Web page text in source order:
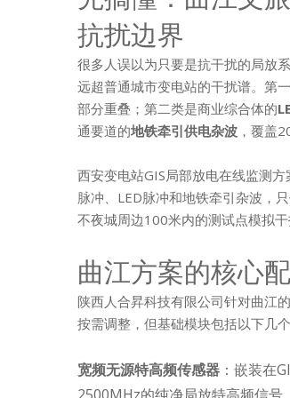
抗扰边界
很多人误以为只要是抗干扰的局放
远超普通城市变电站的干扰谱。第
部分重叠；第二类是商业综合体的
通要道的地铁牵引供电杂波 ，覆盖
西安变电站GIS局部放电在线监测方
脉冲、LED脉冲和地铁牵引杂波，
不夜城周边100米内的测试点模拟
曲江方案的核心
陕西人合昇科技有限公司针对曲江
按需调整，但基础模块包括以下几个
宽频无源特高频传感器 ：嵌装在